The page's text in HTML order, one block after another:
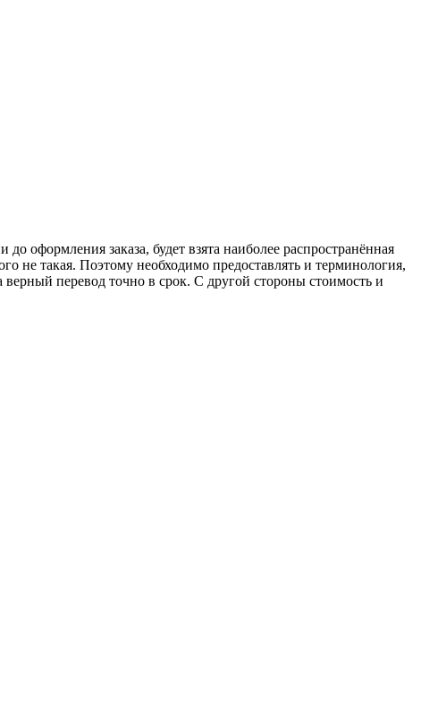
оформления заказа, будет взята наиболее распространённая
не такая. Поэтому необходимо предоставлять и терминология,
перевод точно в срок. С другой стороны стоимость и